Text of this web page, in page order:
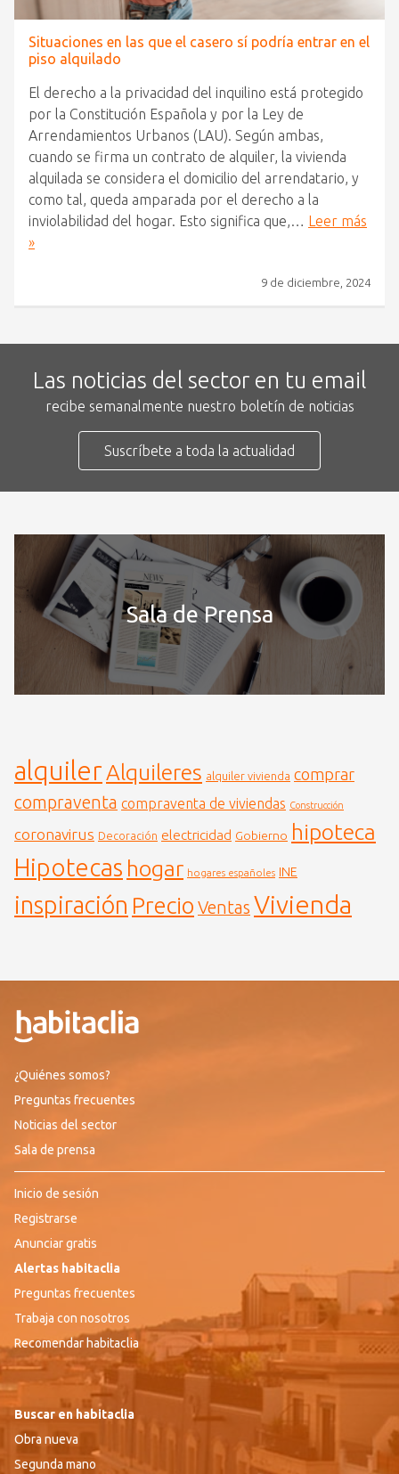
Situaciones en las que el casero sí podría entrar en el
piso alquilado
El derecho a la privacidad del inquilino está protegido
por la Constitución Española y por la Ley de
Arrendamientos Urbanos (LAU). Según ambas,
cuando se firma un contrato de alquiler, la vivienda
alquilada se considera el domicilio del arrendatario, y
como tal, queda amparada por el derecho a la
inviolabilidad del hogar. Esto significa que,… Leer más
»
9 de diciembre, 2024
Las noticias del sector en tu email
recibe semanalmente nuestro boletín de noticias
Suscríbete a toda la actualidad
Sala de Prensa
alquilerAlquileres alquiler vivienda comprar
compraventa compraventa de viviendas Construcción
coronavirus Decoración electricidad Gobierno hipoteca
Hipotecas hogar hogares españoles INE
inspiración Precio Ventas Vivienda
¿Quiénes somos?
Preguntas frecuentes
Noticias del sector
Sala de prensa
Inicio de sesión
Registrarse
Anunciar gratis
Alertas habitaclia
Preguntas frecuentes
Trabaja con nosotros
Recomendar habitaclia
Buscar en habitaclia
Obra nueva
Segunda mano